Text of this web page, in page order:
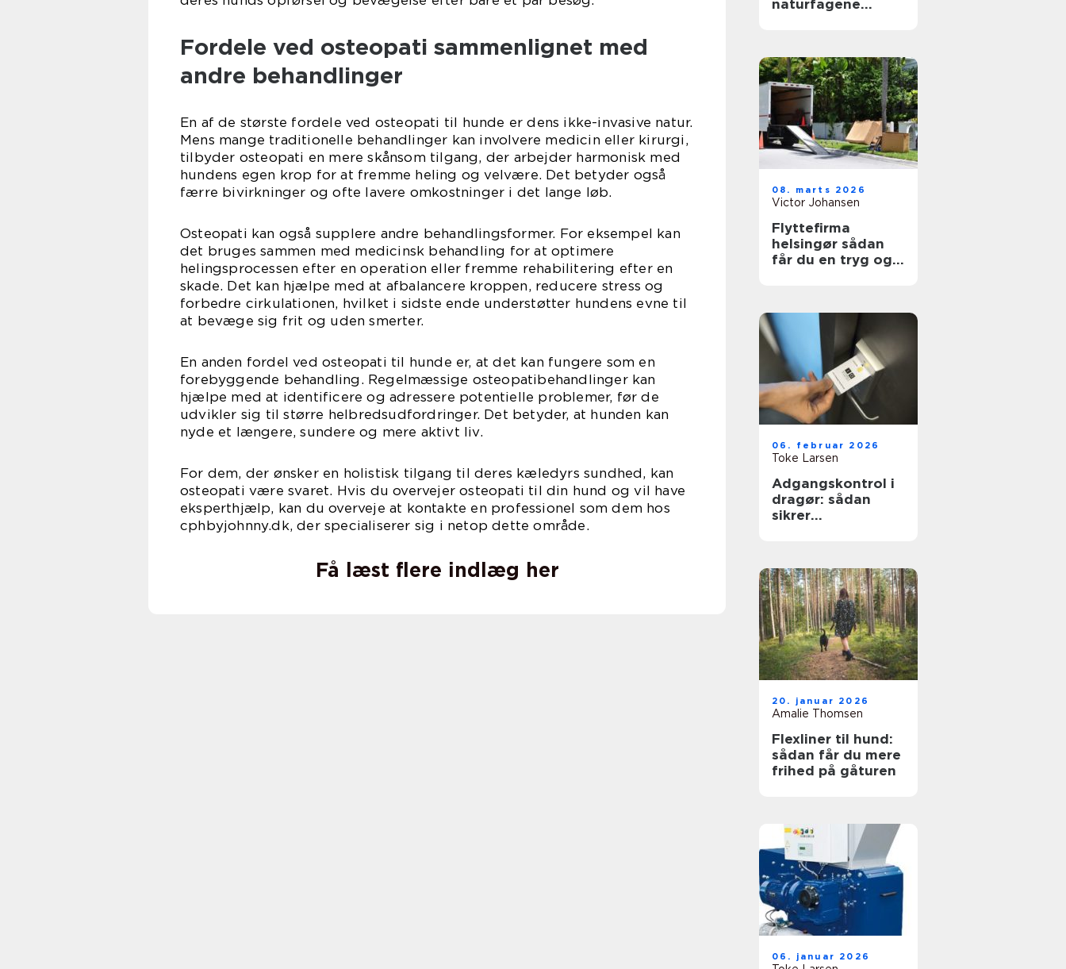
Fordele ved osteopati sammenlignet med
andre behandlinger
En af de største fordele ved osteopati til hunde er dens ikke-invasive natur.
Mens mange traditionelle behandlinger kan involvere medicin eller kirurgi,
tilbyder osteopati en mere skånsom tilgang, der arbejder harmonisk med
hundens egen krop for at fremme heling og velvære. Det betyder også
færre bivirkninger og ofte lavere omkostninger i det lange løb.
Osteopati kan også supplere andre behandlingsformer. For eksempel kan
det bruges sammen med medicinsk behandling for at optimere
helingsprocessen efter en operation eller fremme rehabilitering efter en
skade. Det kan hjælpe med at afbalancere kroppen, reducere stress og
forbedre cirkulationen, hvilket i sidste ende understøtter hundens evne til
at bevæge sig frit og uden smerter.
En anden fordel ved osteopati til hunde er, at det kan fungere som en
forebyggende behandling. Regelmæssige osteopatibehandlinger kan
hjælpe med at identificere og adressere potentielle problemer, før de
udvikler sig til større helbredsudfordringer. Det betyder, at hunden kan
nyde et længere, sundere og mere aktivt liv.
For dem, der ønsker en holistisk tilgang til deres kæledyrs sundhed, kan
osteopati være svaret. Hvis du overvejer osteopati til din hund og vil have
eksperthjælp, kan du overveje at kontakte en professionel som dem hos
cphbyjohnny.dk, der specialiserer sig i netop dette område.
Få læst flere indlæg her
naturfagene
08. marts 2026
Victor Johansen
Flyttefirma
helsingør sådan
får du en tryg og
06. februar 2026
Toke Larsen
Adgangskontrol i
dragør: sådan
sikrer
20. januar 2026
Amalie Thomsen
Flexliner til hund:
sådan får du mere
frihed på gåturen
06. januar 2026